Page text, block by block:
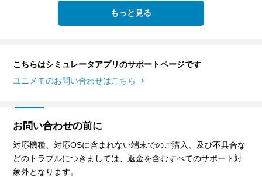
もっと見る
こちらはシミュレータアプリのサポートページです
ユニメモのお問い合わせはこちら
お問い合わせの前に
対応機種、対応OSに含まれない端末でのご購入、及び不具合な
どのトラブルにつきましては、返金を含むすべてのサポート対
象外となります。